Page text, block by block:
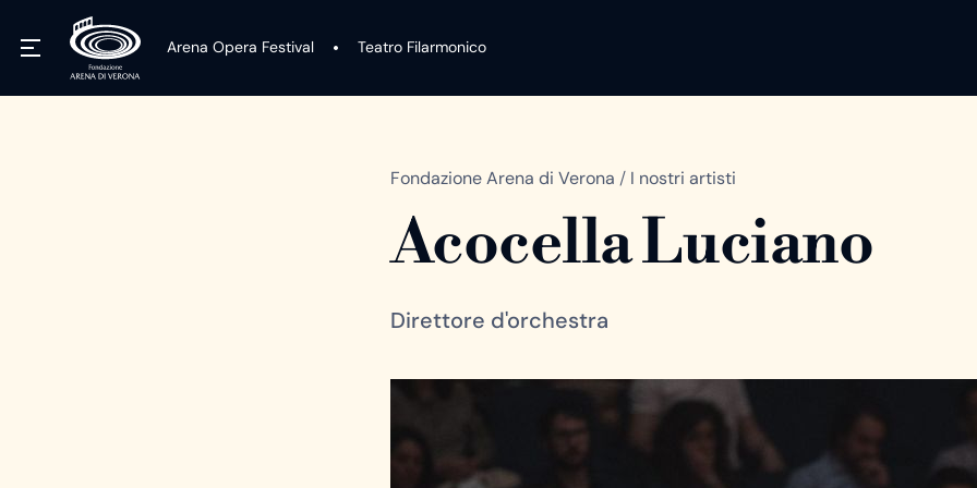
Arena Opera Festival Teatro Filarmonico
Fondazione Arena di Verona / I nostri artisti
Acocella Luciano
Direttore d'orchestra